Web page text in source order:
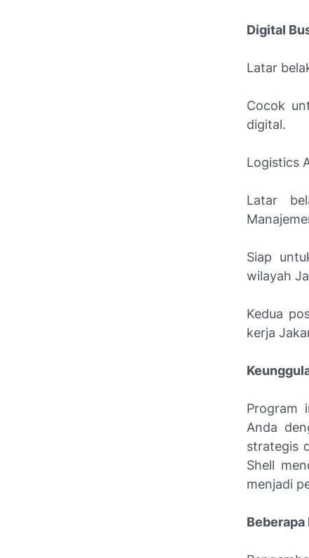
Digital
Latar
Cocok
digital.
Logistics
Latar
Siap
wilayah
Kedua
kerja
Program
Anda
strategis
Shell
menjadi